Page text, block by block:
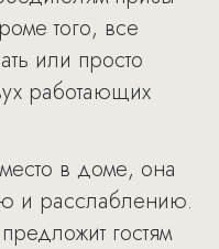
того, все
или просто
работающих
в доме, она
и расслаблению.
гостям